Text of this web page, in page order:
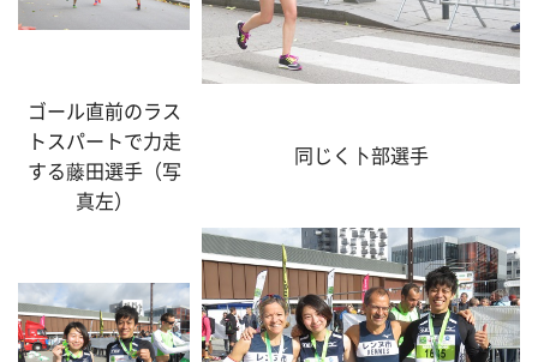
ゴール直前のラス
トスパートで力走
する藤田選手（写
真左）
同じく卜部選手